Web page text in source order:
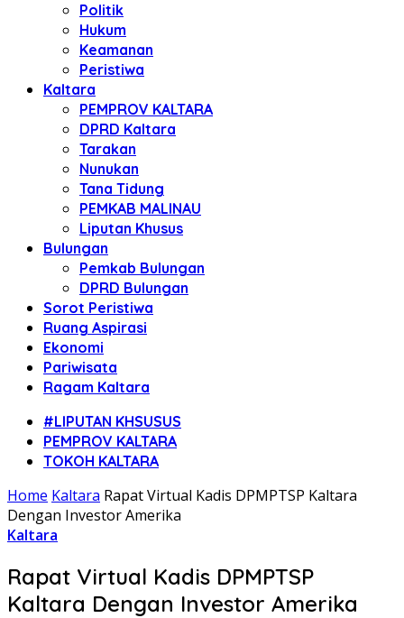
Politik
Hukum
Keamanan
Peristiwa
Kaltara
PEMPROV KALTARA
DPRD Kaltara
Tarakan
Nunukan
Tana Tidung
PEMKAB MALINAU
Liputan Khusus
Bulungan
Pemkab Bulungan
DPRD Bulungan
Sorot Peristiwa
Ruang Aspirasi
Ekonomi
Pariwisata
Ragam Kaltara
#LIPUTAN KHSUSUS
PEMPROV KALTARA
TOKOH KALTARA
Home Kaltara Rapat Virtual Kadis DPMPTSP Kaltara
Dengan Investor Amerika
Kaltara
Rapat Virtual Kadis DPMPTSP
Kaltara Dengan Investor Amerika